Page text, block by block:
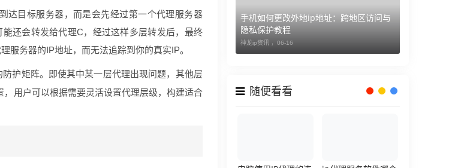
达目标服务器，而是会先经过第一个代理服务器
还会转发给代理C，经过这样多层转发后，最终
服务器的IP地址，而无法追踪到你的真实IP。
护矩阵。即使其中某一层代理出现问题，其他层
，用户可以根据需要灵活设置代理层级，构建适合
手机如何更改外地ip地址：跨地区访问与
隐私保护教程
神龙ip资讯 ， 06-16
随便看看